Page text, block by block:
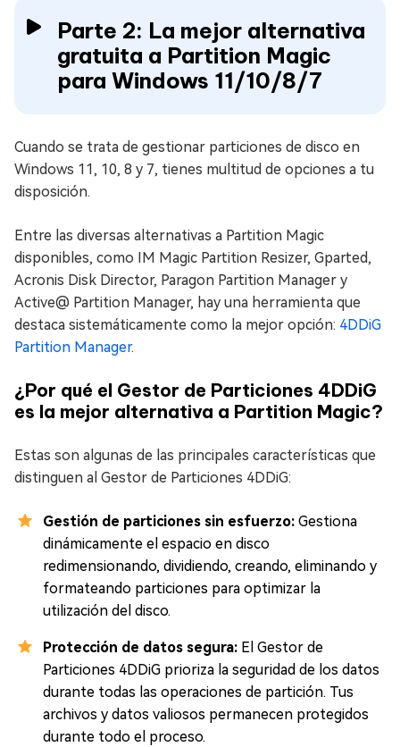
Parte 2: La mejor alternativa
gratuita a Partition Magic
para Windows 11/10/8/7
Cuando se trata de gestionar particiones de disco en
Windows 11, 10, 8 y 7, tienes multitud de opciones a tu
disposición.
Entre las diversas alternativas a Partition Magic
disponibles, como IM Magic Partition Resizer, Gparted,
Acronis Disk Director, Paragon Partition Manager y
Active@ Partition Manager, hay una herramienta que
destaca sistemáticamente como la mejor opción: 4DDiG
Partition Manager.
¿Por qué el Gestor de Particiones 4DDiG
es la mejor alternativa a Partition Magic?
Estas son algunas de las principales características que
distinguen al Gestor de Particiones 4DDiG:
Gestión de particiones sin esfuerzo: Gestiona
dinámicamente el espacio en disco
redimensionando, dividiendo, creando, eliminando y
formateando particiones para optimizar la
utilización del disco.
Protección de datos segura: El Gestor de
Particiones 4DDiG prioriza la seguridad de los datos
durante todas las operaciones de partición. Tus
archivos y datos valiosos permanecen protegidos
durante todo el proceso.